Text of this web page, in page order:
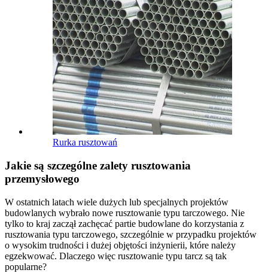
Rurka rusztowań
Jakie są szczególne zalety rusztowania
przemysłowego
W ostatnich latach wiele dużych lub specjalnych projektów
budowlanych wybrało nowe rusztowanie typu tarczowego. Nie
tylko to kraj zaczął zachęcać partie budowlane do korzystania z
rusztowania typu tarczowego, szczególnie w przypadku projektów
o wysokim trudności i dużej objętości inżynierii, które należy
egzekwować. Dlaczego więc rusztowanie typu tarcz są tak
popularne?